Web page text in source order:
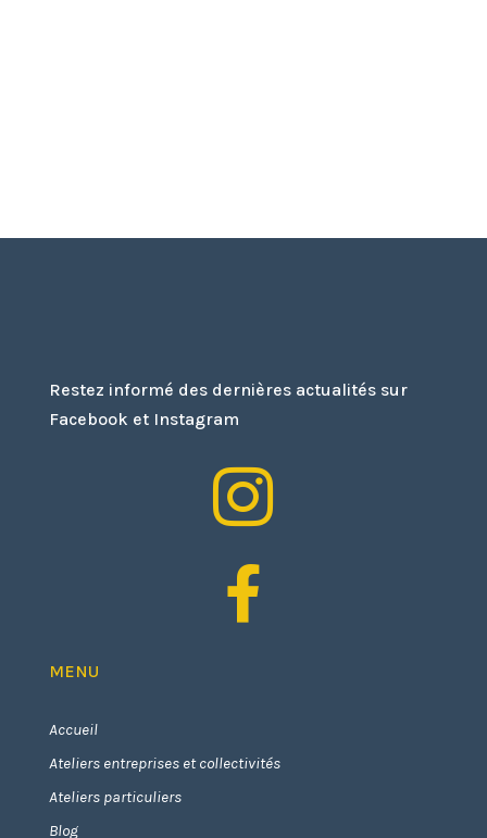
Restez informé des dernières actualités sur
Facebook et Instagram


MENU
Accueil
Ateliers entreprises et collectivités
Ateliers particuliers
Blog